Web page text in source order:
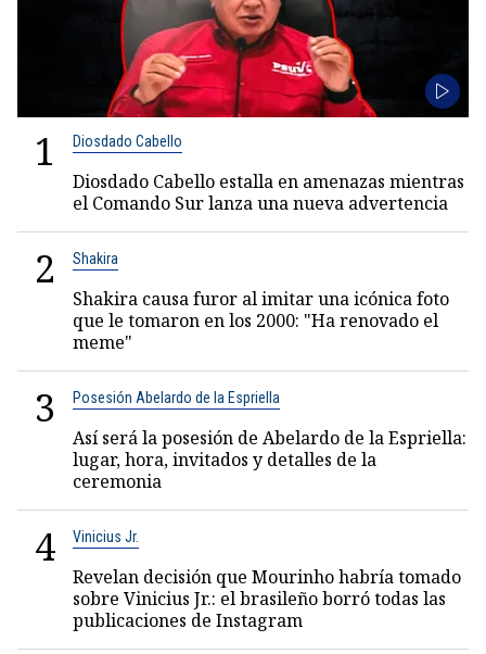
1 Diosdado Cabello
Diosdado Cabello estalla en amenazas mientras
el Comando Sur lanza una nueva advertencia
2 Shakira
Shakira causa furor al imitar una icónica foto
que le tomaron en los 2000: "Ha renovado el
meme"
3 Posesión Abelardo de la Espriella
Así será la posesión de Abelardo de la Espriella:
lugar, hora, invitados y detalles de la
ceremonia
4 Vinicius Jr.
Revelan decisión que Mourinho habría tomado
sobre Vinicius Jr.: el brasileño borró todas las
publicaciones de Instagram